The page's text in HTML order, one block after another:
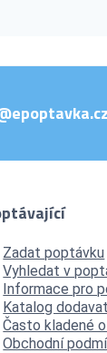
Zadat poptávku
Vyhledat v
Informace pro
Katalog
Často kladené
Obchodní